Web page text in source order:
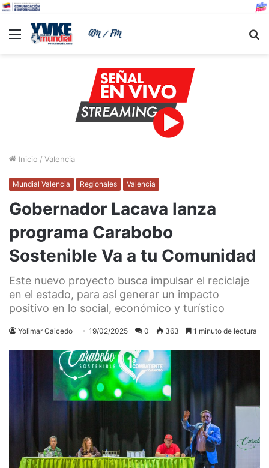
Menu
Inicio / Valencia
Mundial Valencia Regionales Valencia
Gobernador Lacava lanza
programa Carabobo
Sostenible Va a tu Comunidad
Este nuevo proyecto busca impulsar el reciclaje
en el estado, para así generar un impacto
positivo en lo social, económico y turístico
Yolimar Caicedo 19/02/2025 0 363 1 minuto de lectura